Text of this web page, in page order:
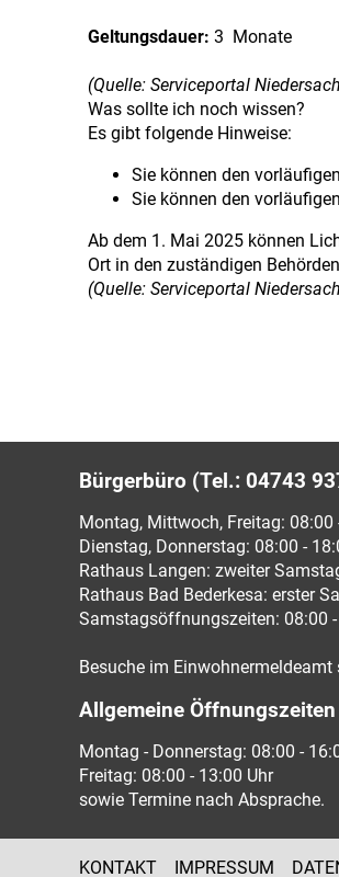
Geltungsdauer: 3 Monate
(Quelle: Serviceportal
Was sollte ich noch wissen?
Es gibt folgende Hinweise:
Sie können den
Sie können den
Ab dem 1. Mai 2025 können
Ort in den zuständigen
(Quelle: Serviceportal
Bürgerbüro (Tel.: 04743
Montag, Mittwoch, Freitag: 08:00
Dienstag, Donnerstag: 08:00 -
Rathaus Langen: zweiter
Rathaus Bad Bederkesa: erster
Samstagsöffnungszeiten: 08:00
Besuche im
Allgemeine
Montag - Donnerstag: 08:00 -
Freitag: 08:00 - 13:00 Uhr
sowie Termine nach Absprache.
KONTAKT IMPRESSUM